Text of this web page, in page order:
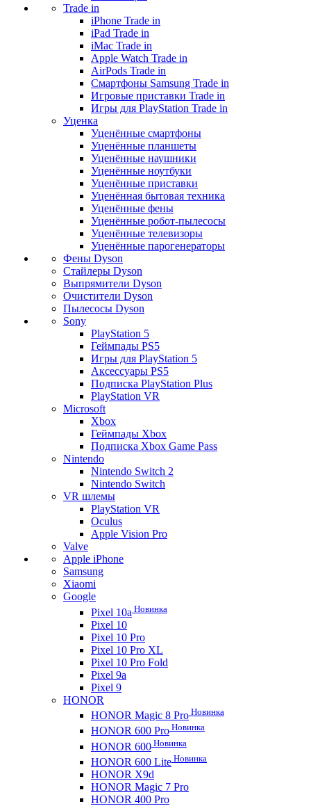
Trade in
iPhone Trade in
iPad Trade in
iMac Trade in
Apple Watch Trade in
AirPods Trade in
Смартфоны Samsung Trade in
Игровые приставки Trade in
Игры для PlayStation Trade in
Уценка
Уценённые смартфоны
Уценённые планшеты
Уценённые наушники
Уценённые ноутбуки
Уценённые приставки
Уценённая бытовая техника
Уценённые фены
Уценённые робот-пылесосы
Уценённые телевизоры
Уценённые парогенераторы
Фены Dyson
Стайлеры Dyson
Выпрямители Dyson
Очистители Dyson
Пылесосы Dyson
Sony
PlayStation 5
Геймпады PS5
Игры для PlayStation 5
Аксессуары PS5
Подписка PlayStation Plus
PlayStation VR
Microsoft
Xbox
Геймпады Xbox
Подписка Xbox Game Pass
Nintendo
Nintendo Switch 2
Nintendo Switch
VR шлемы
PlayStation VR
Oculus
Apple Vision Pro
Valve
Apple iPhone
Samsung
Xiaomi
Google
Pixel 10a Новинка
Pixel 10
Pixel 10 Pro
Pixel 10 Pro XL
Pixel 10 Pro Fold
Pixel 9a
Pixel 9
HONOR
HONOR Magic 8 Pro Новинка
HONOR 600 Pro Новинка
HONOR 600 Новинка
HONOR 600 Lite Новинка
HONOR X9d
HONOR Magic 7 Pro
HONOR 400 Pro